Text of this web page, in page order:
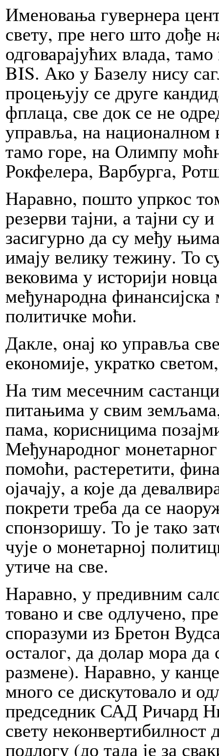
Именовања гувернера
све­ту, пре не­го што до­ђе
одговарајућих вла­да,
BIS. Ако у Ба­зе­лу нису
процењују се друге
фпла­ца, све док се не
управља, на националном
та­мо горе, на Олимпу
Рокфелера, Варбурга,
Наравно, по­што упркос
резерви тајни, а тајни су
засигурно да су ме­ђу
имају велику тежину. То
вековима у историји
међународна
политичке моћи.
Да­кле, онај ко управља
економије, украт­ко
На тим месечним
питањима у свим
па­ма, корисницима
Међународног
помоћи, растеретити,
оја­ча­ју, а ко­је да
покрети треба да се
спонзоришу. То је та­ко
чу­је о монетарној
утиче на све.
Наравно, у предивним
товано и све од­лу­че­но,
споразуми из Бретон
оста­лог, да долар мора да
размене). Наравно, у
мно­го се диску­товало и
председник САД Ричард
све­ту неконвертибилност
под­ло­гу (до та­да је за